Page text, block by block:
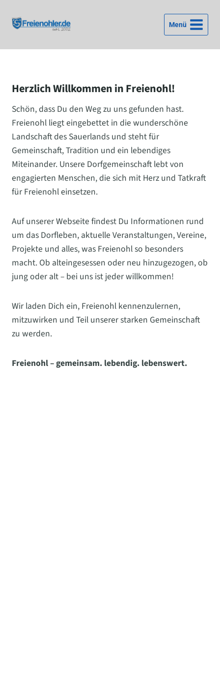
Inhalt
springen
Menü
Herzlich Willkommen in Freienohl!
Schön, dass Du den Weg zu uns gefunden hast.
Freienohl liegt eingebettet in die wunderschöne
Landschaft des Sauerlands und steht für
Gemeinschaft, Tradition und ein lebendiges
Miteinander. Unsere Dorfgemeinschaft lebt von
engagierten Menschen, die sich mit Herz und Tatkraft
für Freienohl einsetzen.
Auf unserer Webseite findest Du Informationen rund
um das Dorfleben, aktuelle Veranstaltungen, Vereine,
Projekte und alles, was Freienohl so besonders
macht. Ob alteingesessen oder neu hinzugezogen, ob
jung oder alt – bei uns ist jeder willkommen!
Wir laden Dich ein, Freienohl kennenzulernen,
mitzuwirken und Teil unserer starken Gemeinschaft
zu werden.
Freienohl – gemeinsam. lebendig. lebenswert.